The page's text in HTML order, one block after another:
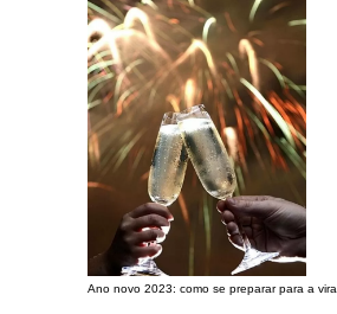
Ano novo 2023: como se preparar para a